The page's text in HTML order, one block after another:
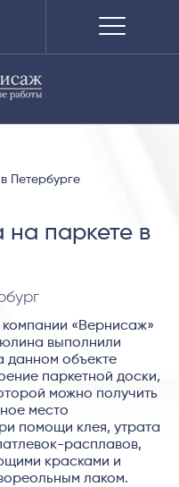
Петербурге
на паркете в
компании «Вернисаж»
выполнили
данном объекте
паркетной доски,
можно получить
место
помощи клея, утрата
расплавов,
красками и
лаком.